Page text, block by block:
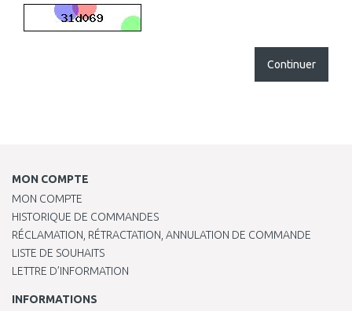
Continuer
MON COMPTE
MON COMPTE
HISTORIQUE DE COMMANDES
RÉCLAMATION, RÉTRACTATION, ANNULATION DE COMMANDE
LISTE DE SOUHAITS
LETTRE D’INFORMATION
INFORMATIONS